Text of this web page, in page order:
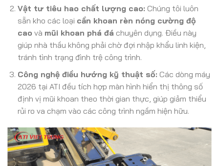
Vật tư tiêu hao chất lượng cao: Chúng tôi luôn
sẵn kho các loại cần khoan rèn nóng cường độ
cao và mũi khoan phá đá chuyên dụng. Điều này
giúp nhà thầu không phải chờ đợi nhập khẩu linh kiện,
tránh tình trạng đình trệ công trình.
Công nghệ điều hướng kỹ thuật số: Các dòng máy
2026 tại ATI đều tích hợp màn hình hiển thị thông số
định vị mũi khoan theo thời gian thực, giúp giảm thiểu
rủi ro va chạm vào các công trình ngầm hiện hữu.